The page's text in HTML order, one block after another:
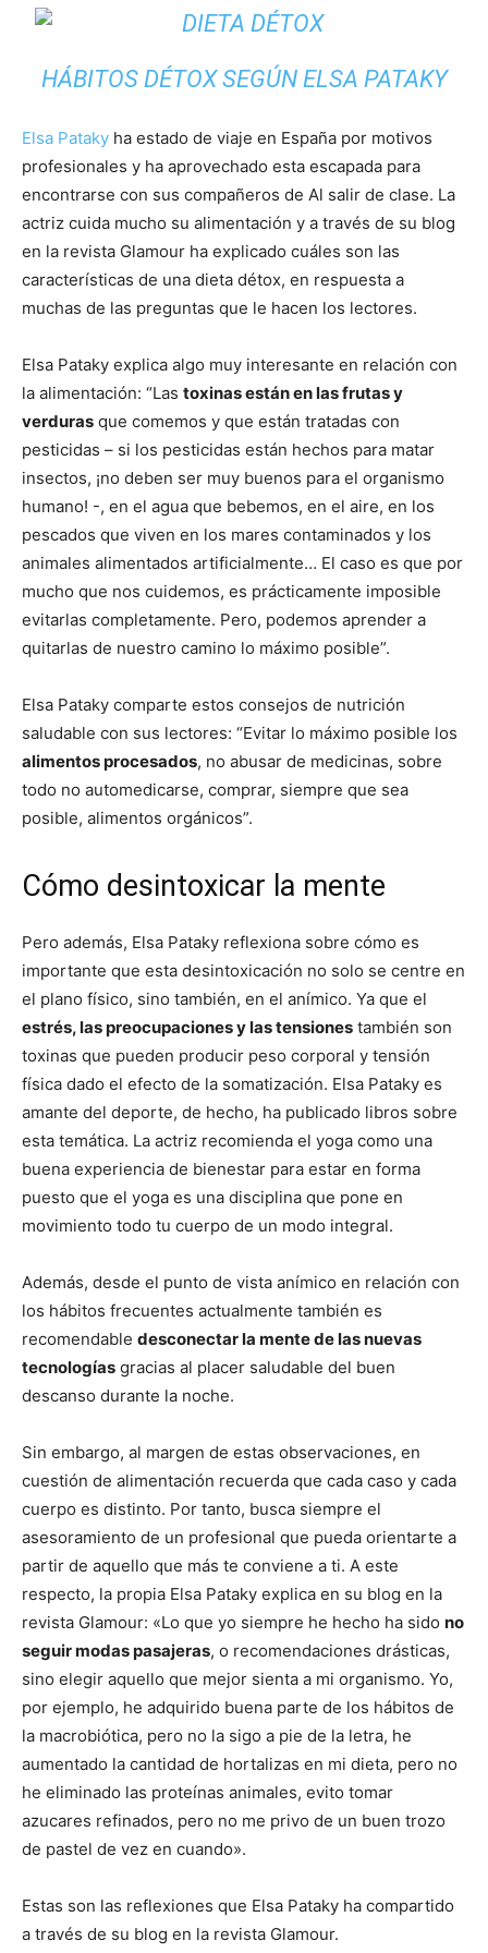
Receta
Cocina
Recetas
Fáciles
HÁBITOS DÉTOX SEGÚN ELSA PATAKY
Elsa Pataky ha estado de viaje en España por motivos
profesionales y ha aprovechado esta escapada para
encontrarse con sus compañeros de Al salir de clase. La
actriz cuida mucho su alimentación y a través de su blog
en la revista Glamour ha explicado cuáles son las
características de una dieta détox, en respuesta a
muchas de las preguntas que le hacen los lectores.
Elsa Pataky explica algo muy interesante en relación con
la alimentación: “Las toxinas están en las frutas y
verduras que comemos y que están tratadas con
pesticidas – si los pesticidas están hechos para matar
insectos, ¡no deben ser muy buenos para el organismo
humano! -, en el agua que bebemos, en el aire, en los
pescados que viven en los mares contaminados y los
animales alimentados artificialmente… El caso es que por
mucho que nos cuidemos, es prácticamente imposible
evitarlas completamente. Pero, podemos aprender a
quitarlas de nuestro camino lo máximo posible”.
Elsa Pataky comparte estos consejos de nutrición
saludable con sus lectores: “Evitar lo máximo posible los
alimentos procesados, no abusar de medicinas, sobre
todo no automedicarse, comprar, siempre que sea
posible, alimentos orgánicos”.
Cómo desintoxicar la mente
Pero además, Elsa Pataky reflexiona sobre cómo es
importante que esta desintoxicación no solo se centre en
el plano físico, sino también, en el anímico. Ya que el
estrés, las preocupaciones y las tensiones también son
toxinas que pueden producir peso corporal y tensión
física dado el efecto de la somatización. Elsa Pataky es
amante del deporte, de hecho, ha publicado libros sobre
esta temática. La actriz recomienda el yoga como una
buena experiencia de bienestar para estar en forma
puesto que el yoga es una disciplina que pone en
movimiento todo tu cuerpo de un modo integral.
Además, desde el punto de vista anímico en relación con
los hábitos frecuentes actualmente también es
recomendable desconectar la mente de las nuevas
tecnologías gracias al placer saludable del buen
descanso durante la noche.
Sin embargo, al margen de estas observaciones, en
cuestión de alimentación recuerda que cada caso y cada
cuerpo es distinto. Por tanto, busca siempre el
asesoramiento de un profesional que pueda orientarte a
partir de aquello que más te conviene a ti. A este
respecto, la propia Elsa Pataky explica en su blog en la
revista Glamour: «Lo que yo siempre he hecho ha sido no
seguir modas pasajeras, o recomendaciones drásticas,
sino elegir aquello que mejor sienta a mi organismo. Yo,
por ejemplo, he adquirido buena parte de los hábitos de
la macrobiótica, pero no la sigo a pie de la letra, he
aumentado la cantidad de hortalizas en mi dieta, pero no
he eliminado las proteínas animales, evito tomar
azucares refinados, pero no me privo de un buen trozo
de pastel de vez en cuando».
Estas son las reflexiones que Elsa Pataky ha compartido
a través de su blog en la revista Glamour.